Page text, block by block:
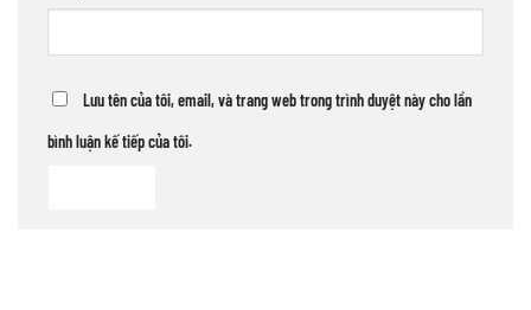
Lưu tên của tôi, email, và trang web trong trình duyệt này cho lần
bình luận kế tiếp của tôi.